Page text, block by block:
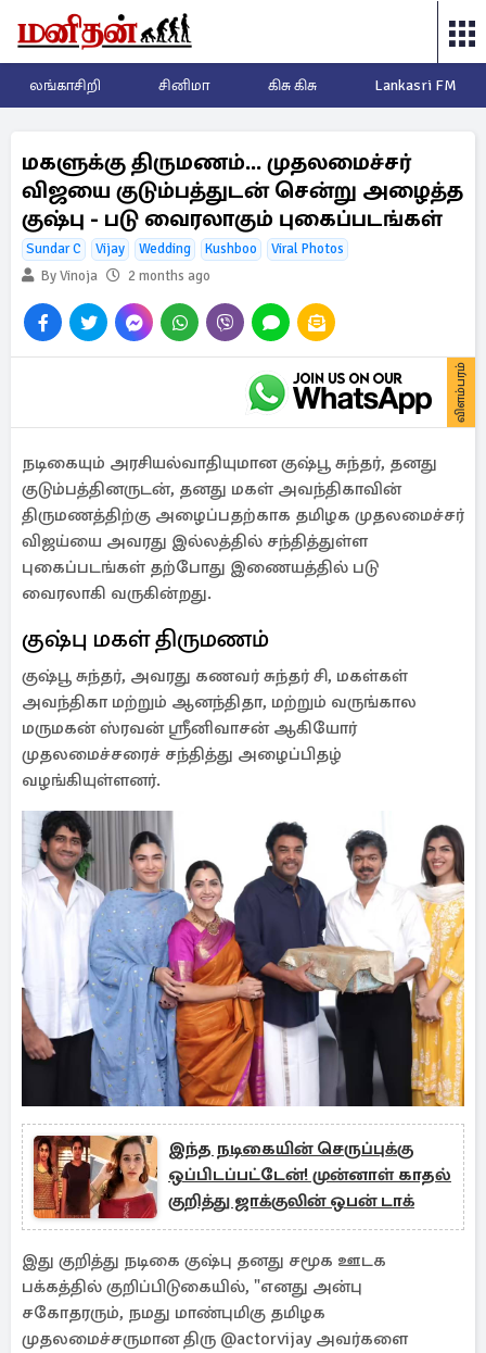
லங்காசிறி சினிமா கிசு கிசு Lankasri FM
மகளுக்கு திருமணம்... முதலமைச்சர்
விஜயை குடும்பத்துடன் சென்று அழைத்த
குஷ்பு - படு வைரலாகும் புகைப்படங்கள்
Sundar C Vijay Wedding Kushboo
Viral Photos
By Vinoja
2 months ago
விளம்பரம்
நடிகையும் அரசியல்வாதியுமான குஷ்பூ சுந்தர், தனது
குடும்பத்தினருடன், தனது மகள் அவந்திகாவின்
திருமணத்திற்கு அழைப்பதற்காக தமிழக முதலமைச்சர்
விஜய்யை அவரது இல்லத்தில் சந்தித்துள்ள
புகைப்படங்கள் தற்போது இணையத்தில் படு
வைரலாகி வருகின்றது.
குஷ்பு மகள் திருமணம்
குஷ்பூ சுந்தர், அவரது கணவர் சுந்தர் சி, மகள்கள்
அவந்திகா மற்றும் ஆனந்திதா, மற்றும் வருங்கால
மருமகன் ஸ்ரவன் ஸ்ரீனிவாசன் ஆகியோர்
முதலமைச்சரைச் சந்தித்து அழைப்பிதழ்
வழங்கியுள்ளனர்.
இந்த நடிகையின் செருப்புக்கு
ஒப்பிடப்பட்டேன்! முன்னாள் காதல்
குறித்து ஜாக்குலின் ஒபன் டாக்
இது குறித்து நடிகை குஷ்பு தனது சமூக ஊடக
பக்கத்தில் குறிப்பிடுகையில், "எனது அன்பு
சகோதரரும், நமது மாண்புமிகு தமிழக
முதலமைச்சருமான திரு @actorvijay அவர்களை